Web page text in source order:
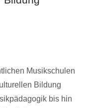
Musikschulen
Bildung
bis hin